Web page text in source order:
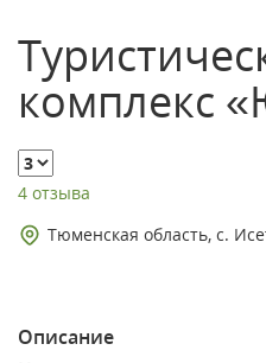
комплекс
4 отзыва
Тюменская область, с.
Описание